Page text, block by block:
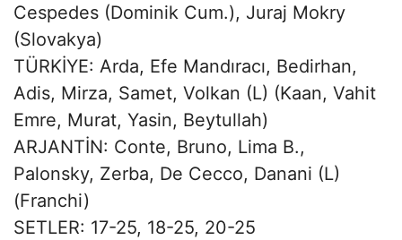
Cespedes (Dominik Cum.), Juraj Mokry
(Slovakya)
TÜRKİYE: Arda, Efe Mandıracı, Bedirhan,
Adis, Mirza, Samet, Volkan (L) (Kaan, Vahit
Emre, Murat, Yasin, Beytullah)
ARJANTİN: Conte, Bruno, Lima B.,
Palonsky, Zerba, De Cecco, Danani (L)
(Franchi)
SETLER: 17-25, 18-25, 20-25